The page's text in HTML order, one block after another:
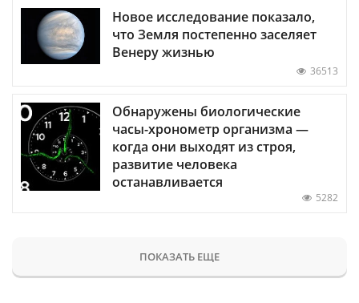
Новое исследование показало,
что Земля постепенно заселяет
Венеру жизнью
36513
Обнаружены биологические
часы-хронометр организма —
когда они выходят из строя,
развитие человека
останавливается
5282
ПОКАЗАТЬ ЕЩЕ